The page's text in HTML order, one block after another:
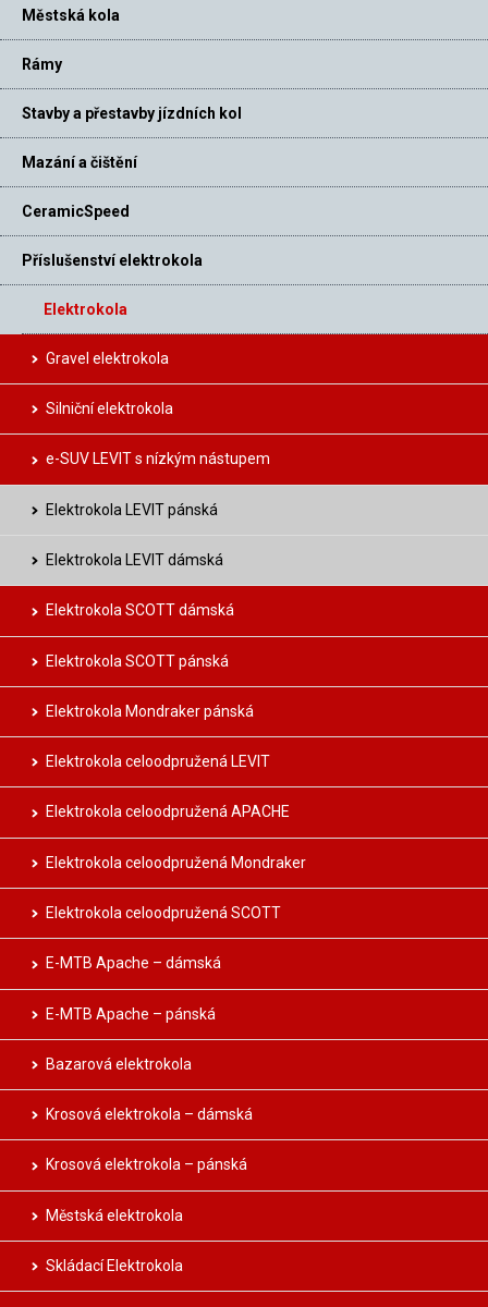
Městská kola
Rámy
Stavby a přestavby jízdních kol
Mazání a čištění
CeramicSpeed
Příslušenství elektrokola
Elektrokola
Gravel elektrokola
Silniční elektrokola
e-SUV LEVIT s nízkým nástupem
Elektrokola LEVIT pánská
Elektrokola LEVIT dámská
Elektrokola SCOTT dámská
Elektrokola SCOTT pánská
Elektrokola Mondraker pánská
Elektrokola celoodpružená LEVIT
Elektrokola celoodpružená APACHE
Elektrokola celoodpružená Mondraker
Elektrokola celoodpružená SCOTT
E-MTB Apache – dámská
E-MTB Apache – pánská
Bazarová elektrokola
Krosová elektrokola – dámská
Krosová elektrokola – pánská
Městská elektrokola
Skládací Elektrokola